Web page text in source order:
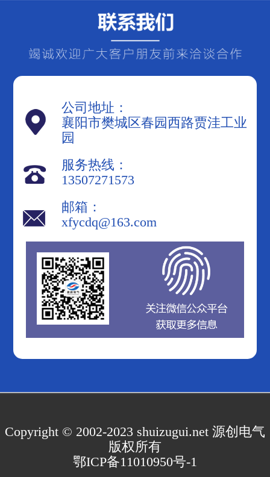
公司地址：
襄阳市樊城区春园西路贾洼工业
园
服务热线：
13507271573
邮箱：
xfycdq@163.com
Copyright © 2002-2023 shuizugui.net 源创电气
版权所有
鄂ICP备11010950号-1